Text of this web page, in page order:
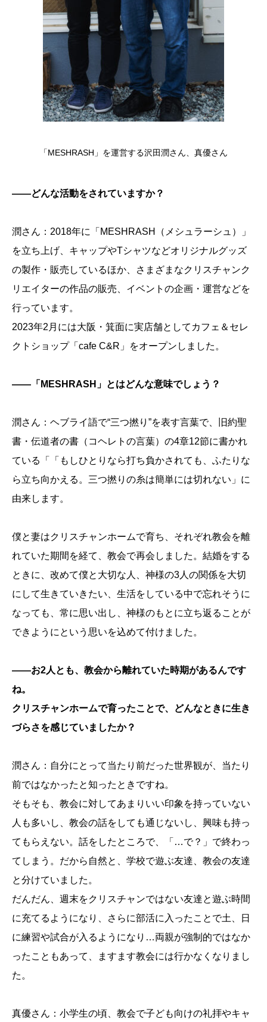
「MESHRASH」を運営する沢田潤さん、真優さん
――どんな活動をされていますか？
潤さん：2018年に「MESHRASH（メシュラーシュ）」
を立ち上げ、キャップやTシャツなどオリジナルグッズ
の製作・販売しているほか、さまざまなクリスチャンク
リエイターの作品の販売、イベントの企画・運営などを
行っています。
2023年2月には大阪・箕面に実店舗としてカフェ＆セレ
クトショップ「cafe C&R」をオープンしました。
――「MESHRASH」とはどんな意味でしょう？
潤さん：ヘブライ語で“三つ撚り”を表す言葉で、旧約聖
書・伝道者の書（コヘレトの言葉）の4章12節に書かれ
ている「「もしひとりなら打ち負かされても、ふたりな
ら立ち向かえる。三つ撚りの糸は簡単には切れない」に
由来します。
僕と妻はクリスチャンホームで育ち、それぞれ教会を離
れていた期間を経て、教会で再会しました。結婚をする
ときに、改めて僕と大切な人、神様の3人の関係を大切
にして生きていきたい、生活をしている中で忘れそうに
なっても、常に思い出し、神様のもとに立ち返ることが
できようにという思いを込めて付けました。
――お2人とも、教会から離れていた時期があるんです
ね。
クリスチャンホームで育ったことで、どんなときに生き
づらさを感じていましたか？
潤さん：自分にとって当たり前だった世界観が、当たり
前ではなかったと知ったときですね。
そもそも、教会に対してあまりいい印象を持っていない
人も多いし、教会の話をしても通じないし、興味も持っ
てもらえない。話をしたところで、「…で？」で終わっ
てしまう。だから自然と、学校で遊ぶ友達、教会の友達
と分けていました。
だんだん、週末をクリスチャンではない友達と遊ぶ時間
に充てるようになり、さらに部活に入ったことで土、日
に練習や試合が入るようになり…両親が強制的ではなか
ったこともあって、ますます教会には行かなくなりまし
た。
真優さん：小学生の頃、教会で子ども向けの礼拝やキャ